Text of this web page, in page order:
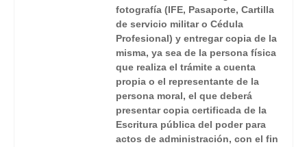
fotografía (IFE, Pasaporte, Cartilla
de servicio militar o Cédula
Profesional) y entregar copia de la
misma, ya sea de la persona física
que realiza el trámite a cuenta
propia o el representante de la
persona moral, el que deberá
presentar copia certificada de la
Escritura pública del poder para
actos de administración, con el fin